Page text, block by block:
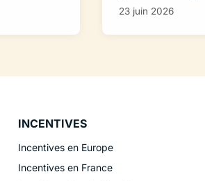
23 juin 2026
INCENTIVES
Incentives en Europe
Incentives en France